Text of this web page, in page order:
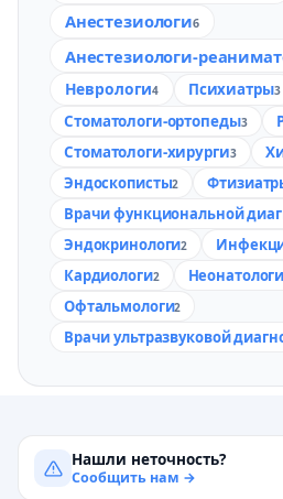
Анестезиологи6
Анестезиологи-
Неврологи4 Психиатры3
Стоматологи-ортопеды3
Стоматологи-хирурги3
Эндоскописты2
Врачи функциональной
Эндокринологи2
Кардиологи2
Офтальмологи2
Врачи ультразвуковой
Нашли неточность?
Сообщить нам →